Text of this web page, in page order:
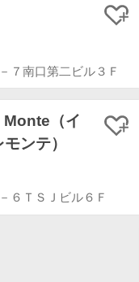
７南口第二ビル３Ｆ
（イ
ンテ）
６ＴＳＪビル６Ｆ